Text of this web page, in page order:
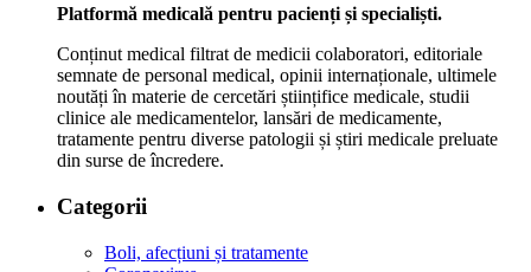
Platformă medicală pentru pacienți și specialiști.
Conținut medical filtrat de medicii colaboratori, editoriale
semnate de personal medical, opinii internaționale, ultimele
noutăți în materie de cercetări științifice medicale, studii
clinice ale medicamentelor, lansări de medicamente,
tratamente pentru diverse patologii și știri medicale preluate
din surse de încredere.
Categorii
Boli, afecțiuni și tratamente